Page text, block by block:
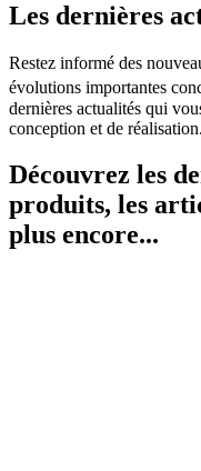
Les dernières
Restez informé des
évolutions importantes
dernières actualités qui
conception et de réalisation.
Découvrez les
produits, les
plus encore...